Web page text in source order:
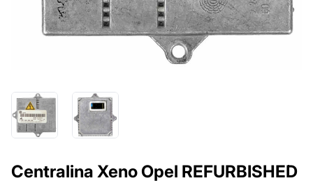
Centralina Xeno Opel REFURBISHED